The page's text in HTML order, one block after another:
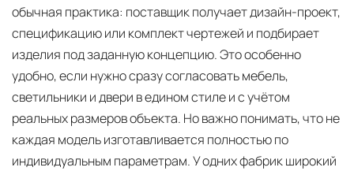
обычная практика: поставщик получает дизайн-проект,
спецификацию или комплект чертежей и подбирает
изделия под заданную концепцию. Это особенно
удобно, если нужно сразу согласовать мебель,
светильники и двери в едином стиле и с учётом
реальных размеров объекта. Но важно понимать, что не
каждая модель изготавливается полностью по
индивидуальным параметрам. У одних фабрик широкий